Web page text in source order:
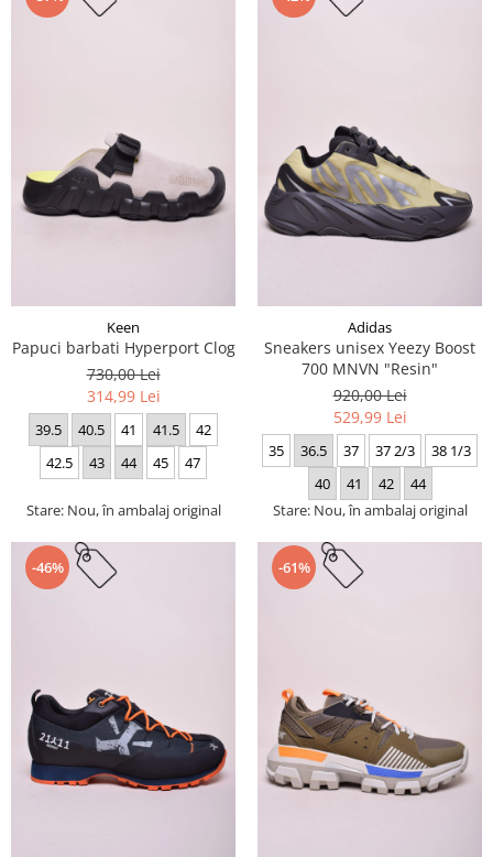
Keen
Papuci barbati Hyperport Clog
730,00 Lei
314,99 Lei
39.5 40.5 41 41.5
42
42.5
43 44 45 47
Stare: Nou, în ambalaj original
Adidas
Sneakers unisex Yeezy Boost
700 MNVN "Resin"
920,00 Lei
529,99 Lei
35 36.5 37 37 2/3
38 1/3
40
41 42
44
Stare: Nou, în ambalaj original
-46% -61%